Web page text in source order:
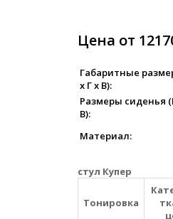
Цена от
Габаритные
х Г х В):
Размеры сиденья
В):
Материал:
стул Купер
Тонировка